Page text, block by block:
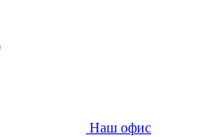
Наш офис